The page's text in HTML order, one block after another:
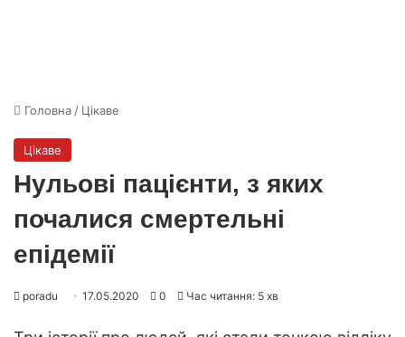
Головна / Цікаве
Цікаве
Нульові пацієнти, з яких
почалися смертельні
епідемії
poradu 17.05.2020 0 Час читання: 5 хв